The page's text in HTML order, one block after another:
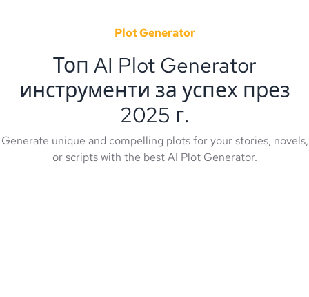
Plot Generator
Топ AI Plot Generator
инструменти за успех през
2025 г.
Generate unique and compelling plots for your stories, novels,
or scripts with the best AI Plot Generator.